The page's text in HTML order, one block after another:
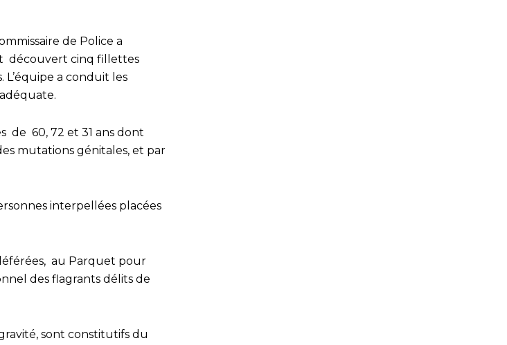
de Police a
découvert cinq fillettes
L’équipe a conduit les
de 60, 72 et 31 ans dont
mutations génitales, et par
interpellées placées
au Parquet pour
des flagrants délits de
sont constitutifs du